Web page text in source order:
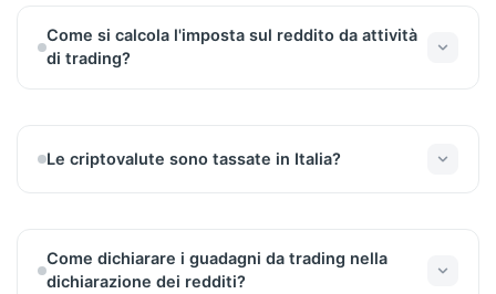
Come si calcola l'imposta sul reddito da attività
di trading?
profitto netto.
Le criptovalute sono tassate in Italia?
Come dichiarare i guadagni da trading nella
dichiarazione dei redditi?